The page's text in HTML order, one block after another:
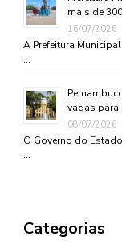
mais de
16/07/2026
A Prefeitura
…
vagas para
08/07/2026
O Governo do
…
Categorias